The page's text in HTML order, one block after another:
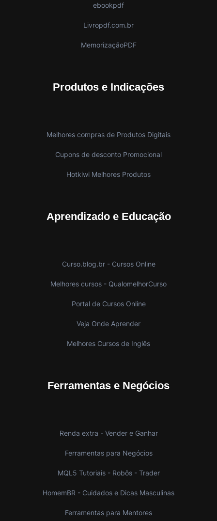
ebookpdf
Livropdf.com.br
MemorizaçãoPDF
Produtos e Indicações
Melhores compras de Produtos Digitais
Cupons de desconto Promocional
Hotkiwi Melhores Produtos
Aprendizado e Educação
Curso.blog.br - Cursos Online
Melhores cursos - QualomelhorCurso
Portal de Cursos Online
Veja Onde Aprender
Melhores Cursos de Inglês
Ferramentas e Negócios
Renda extra - Vender e Ganhar
Ferramentas para Negócios
MQL5 Tutoriais - Robôs - Trader
HomemBR - Cuidados e Dicas Masculinas
Ferramentas para Mentores